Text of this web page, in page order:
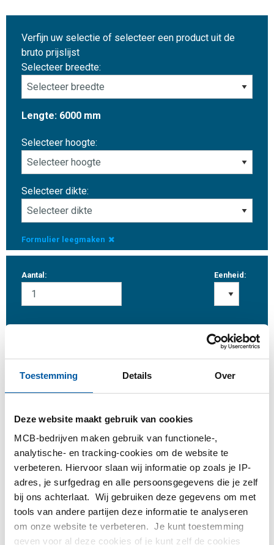
Toestemming Details Over
Deze website maakt gebruik van cookies
MCB-bedrijven maken gebruik van functionele-,
analytische- en tracking-cookies om de website te
verbeteren. Hiervoor slaan wij informatie op zoals je IP-
adres, je surfgedrag en alle persoonsgegevens die je zelf
bij ons achterlaat. Wij gebruiken deze gegevens om met
tools van andere partijen deze informatie te analyseren
om onze website te verbeteren. Je kunt toestemming
geven voor al deze cookies of je kunt zelf de cookies
Verfijn uw selectie of selecteer een product uit de
bruto prijslijst
Selecteer breedte:
Lengte: 6000 mm
Selecteer hoogte:
Selecteer dikte:
Formulier leegmaken
Aantal: Eenheid:
Calculeren met actuele MCB-prijzen
Volg uw order via Track&Trace
Product omschrijving Bruto prijslijst